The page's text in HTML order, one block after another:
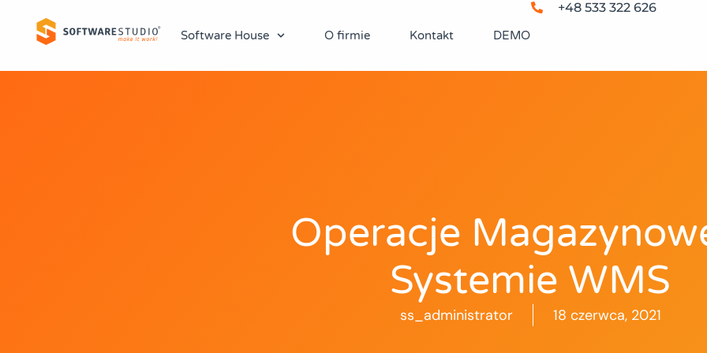
Software House O firmie Kontakt DEMO
+48 533 322 626
Operacje
Systemie WMS
ss_administrator 18 czerwca, 2021